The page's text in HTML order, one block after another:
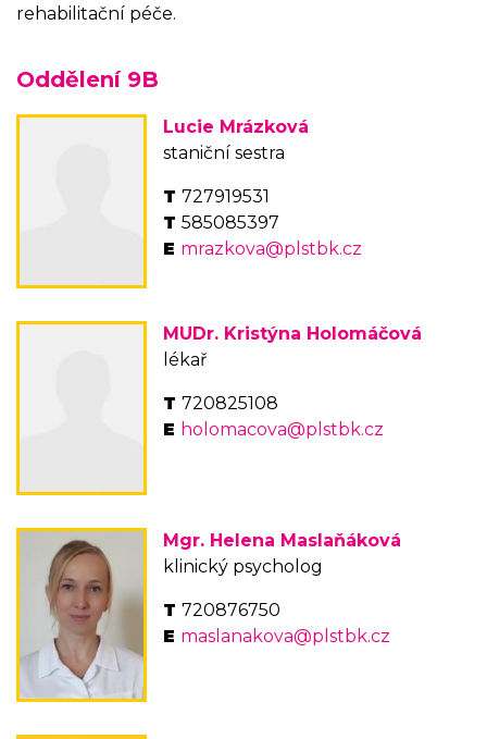
rehabilitační péče.
Oddělení 9B
Lucie Mrázková
staniční sestra
727919531
585085397
mrazkova@plstbk.cz
MUDr. Kristýna Holomáčová
lékař
720825108
holomacova@plstbk.cz
Mgr. Helena Maslaňáková
klinický psycholog
720876750
maslanakova@plstbk.cz